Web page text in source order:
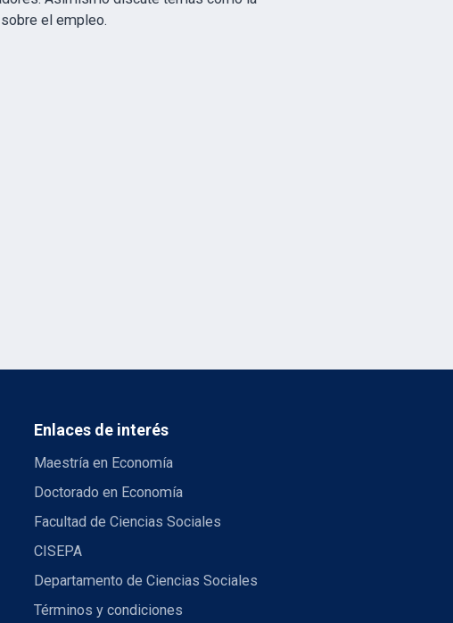
el empleo.
Enlaces de interés
Maestría en Economía
Doctorado en Economía
Facultad de Ciencias Sociales
CISEPA
Departamento de Ciencias Sociales
Términos y condiciones